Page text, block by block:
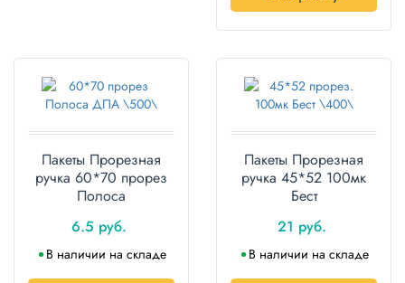
Пакеты Прорезная
ручка 60*70 прорез
Полоса
6.5 руб.
В наличии на складе
Пакеты Прорезная
ручка 45*52 100мк
Бест
21 руб.
В наличии на складе